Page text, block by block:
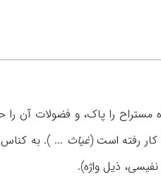
را پاک، و فضولات آن
رفته است (غیاث ... ). به
نفیسی، ذیل واژه).